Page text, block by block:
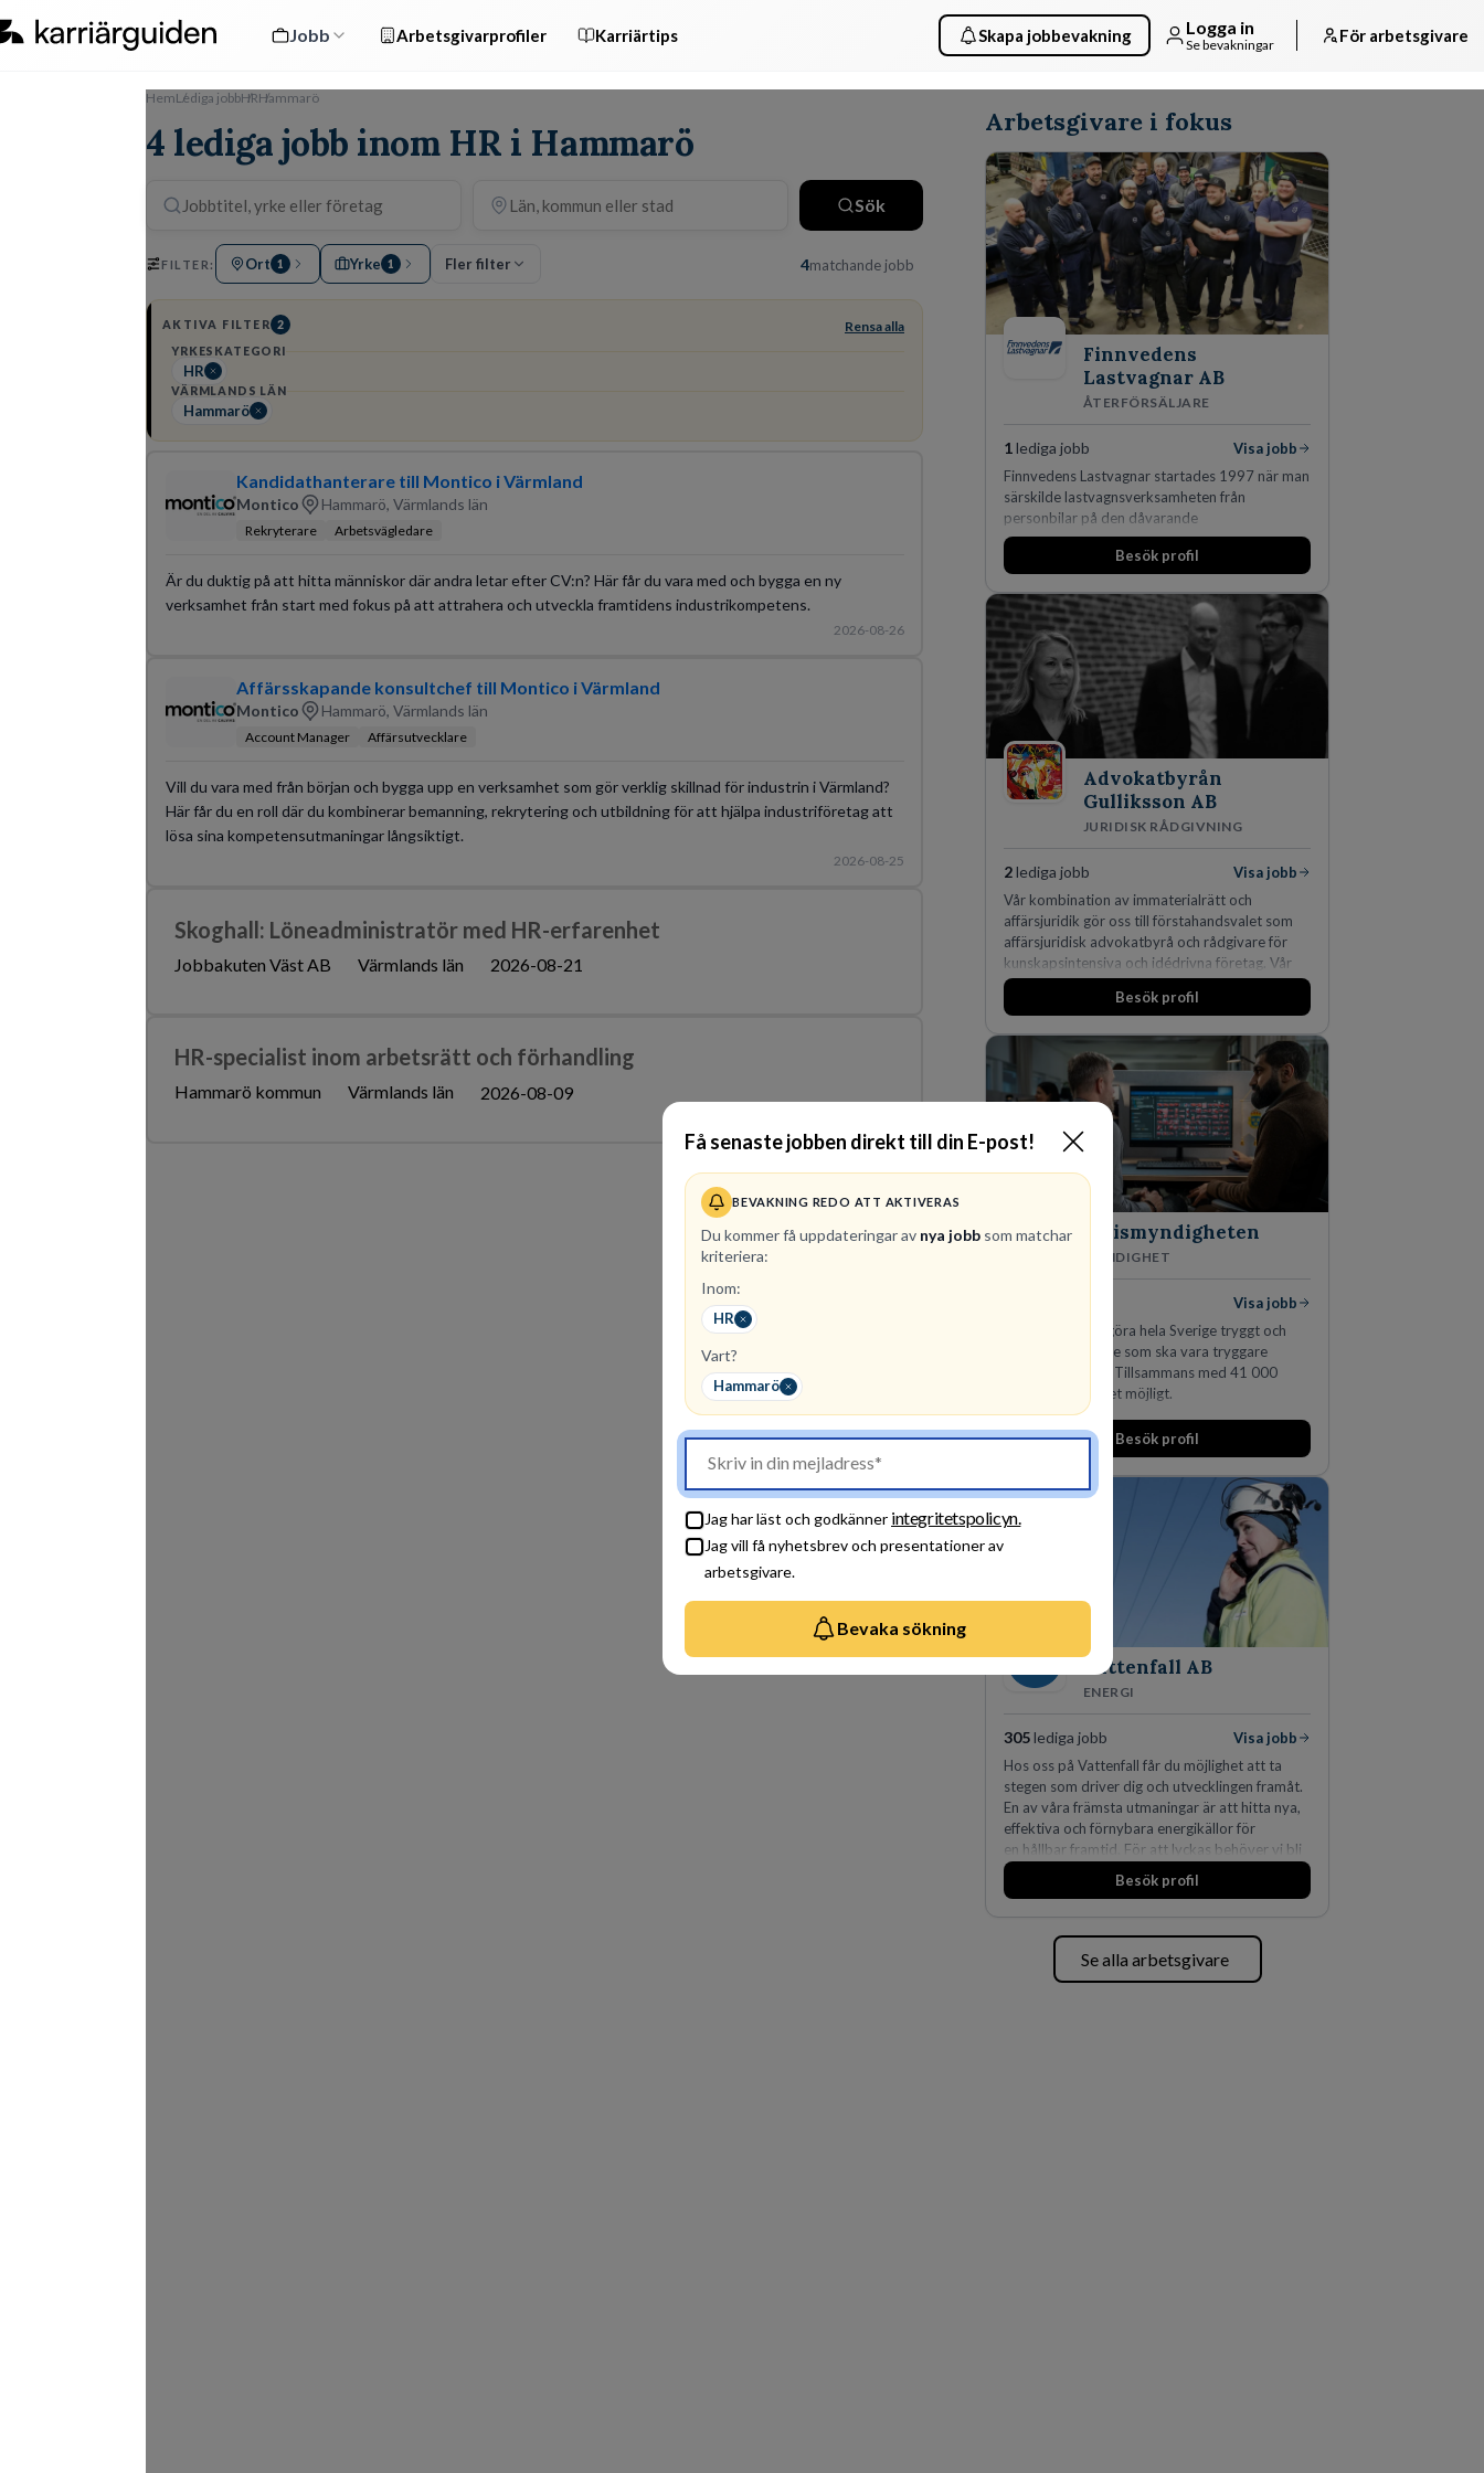
Jobb Arbetsgivarprofiler Karriärtips Skapa jobbevakning Logga in
Se bevakningar För arbetsgivare
Få senaste jobben direkt till din E-post!
BEVAKNING REDO ATT AKTIVERAS
Du kommer få uppdateringar av nya jobb som matchar
kriteriera:
Inom:
HR
Vart?
Hammarö
Jag har läst och godkänner integritetspolicyn.
Jag vill få nyhetsbrev och presentationer av
arbetsgivare.
Bevaka sökning
HemLediga jobbHRHammarö
4 lediga jobb inom HR i Hammarö
Sök
FILTER: Ort 1 Yrke 1 Fler filter 4matchande jobb
AKTIVA FILTER 2 Rensa alla
YRKESKATEGORI
HR
VÄRMLANDS LÄN
Hammarö
Kandidathanterare till Montico i Värmland
Montico Hammarö, Värmlands län
Rekryterare Arbetsvägledare
Är du duktig på att hitta människor där andra letar efter CV:n? Här får du vara med och bygga en ny
verksamhet från start med fokus på att attrahera och utveckla framtidens industrikompetens.
2026-08-26
Affärsskapande konsultchef till Montico i Värmland
Montico Hammarö, Värmlands län
Account Manager Affärsutvecklare
Vill du vara med från början och bygga upp en verksamhet som gör verklig skillnad för industrin i Värmland?
Här får du en roll där du kombinerar bemanning, rekrytering och utbildning för att hjälpa industriföretag att
lösa sina kompetensutmaningar långsiktigt.
2026-08-25
Skoghall: Löneadministratör med HR-erfarenhet
Jobbakuten Väst AB Värmlands län 2026-08-21
HR-specialist inom arbetsrätt och förhandling
Hammarö kommun Värmlands län 2026-08-09
Arbetsgivare i fokus
Finnvedens
Lastvagnar AB
ÅTERFÖRSÄLJARE
1lediga jobb
Visa jobb
Finnvedens Lastvagnar startades 1997 när man
särskilde lastvagnsverksamheten från
personbilar på den dåvarande
huvudanläggningen i Värnamo. Sedan dess har
man expanderat kraftigt genom ett antal
den största privata återförsäljaren av Volvo
Lastvagnar och finns representerade på 20
orter i södra Sverige.
Besök profil
Advokatbyrån
Gulliksson AB
JURIDISK RÅDGIVNING
2lediga jobb
Visa jobb
Vår kombination av immaterialrätt och
affärsjuridik gör oss till förstahandsvalet som
affärsjuridisk advokatbyrå och rådgivare för
kunskapsintensiva och idédrivna företag. Vår
expertis inom IP-tillgångar har gett oss en
marknadsledande position. Våra klienter väljer
skydda, utveckla och kommersialisera
företagets viktigaste tillgångar.
Besök profil
Polismyndigheten
MYNDIGHET
Visa jobb
Ett uppdrag att göra hela Sverige tryggt och
säkert. Ett Sverige som ska vara tryggare
imorgon än idag. Tillsammans med 41 000
kollegor gör vi det möjligt.
Besök profil
Vattenfall AB
ENERGI
305 lediga jobb
Visa jobb
Hos oss på Vattenfall får du möjlighet att ta
stegen som driver dig och utvecklingen framåt.
En av våra främsta utmaningar är att hitta nya,
effektiva och förnybara energikällor för
en hållbar framtid. För att lyckas behöver vi bli
fler medarbetare som vill göra skillnad.
Besök profil
Se alla arbetsgivare